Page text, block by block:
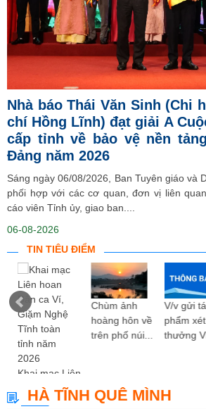
Nhà báo Thái Văn Sinh (Chi
chí Hồng Lĩnh) đạt giải A
cấp tỉnh về bảo vệ nền
Đảng năm 2026
Sáng ngày 06/08/2026, Ban Tuyên giáo và
phối hợp với các cơ quan, đơn vị liên
cáo viên Tỉnh ủy, giao ban....
06-08-2026
TIN TIÊU ĐIỂM
Khai mạc Liên
hoan Dân ca
Ví, Giặm...
Chùm ảnh
hoàng hôn về
trên phố núi...
V/v gửi
phẩm
thưởng
HÀ TĨNH QUÊ MÌNH